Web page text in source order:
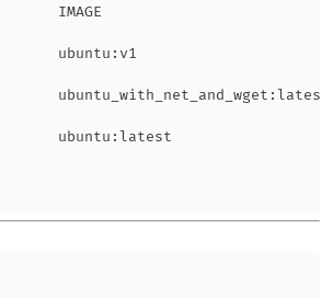
ID        IMAGE
ubuntu:v1